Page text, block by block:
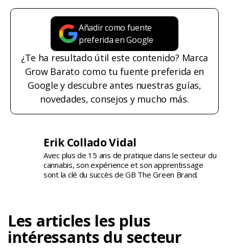
Añadir como fuente
preferida en Google
¿Te ha resultado útil este contenido? Marca
Grow Barato como tu fuente preferida en
Google y descubre antes nuestras guías,
novedades, consejos y mucho más.
Erik Collado Vidal
Avec plus de 15 ans de pratique dans le secteur du
cannabis, son expérience et son apprentissage
sont la clé du succès de GB The Green Brand.
Les articles les plus
intéressants du secteur